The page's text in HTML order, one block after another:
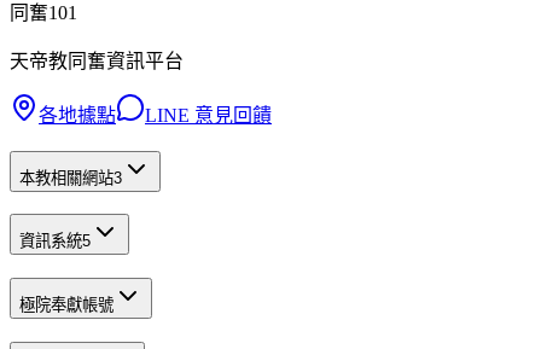
同奮101
天帝教同奮資訊平台
各地據點 LINE 意見回饋
本教相關網站3
資訊系統5
極院奉獻帳號